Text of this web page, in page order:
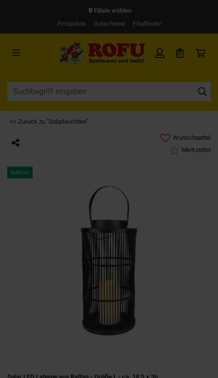
Filiale wählen
Prospekte
Gutscheine Filialfinder
<< Zurück zu "Solarleuchten"
Wunschzettel
Merkzettel
Exklusiv